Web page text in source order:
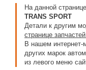
На данной
TRANS SPORT
Детали к другим
странице
В нашем интернет-
других марок
из левого меню